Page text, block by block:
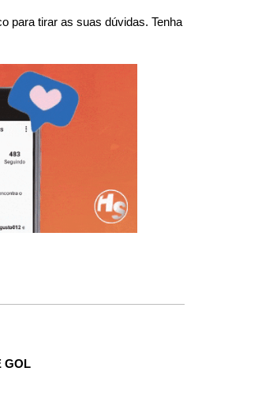
para tirar as suas dúvidas. Tenha
GOL